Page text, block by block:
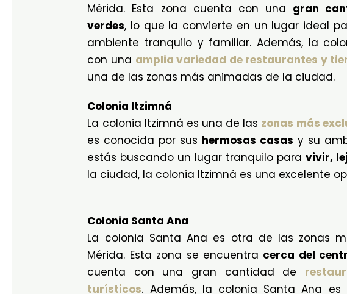
Mérida. Esta zona cuenta con una gran
verdes, lo que la convierte en un lugar ideal
ambiente tranquilo y familiar. Además, la
con una amplia variedad de restaurantes y
una de las zonas más animadas de la ciudad.
Colonia Itzimná
La colonia Itzimná es una de las zonas más
es conocida por sus hermosas casas y su
estás buscando un lugar tranquilo paravivir,
la ciudad, la colonia Itzimná es una excelente
Colonia Santa Ana
La colonia Santa Ana es otra de las zonas
Mérida. Esta zona se encuentra cerca del
cuenta con una gran cantidad de
turísticos. Además, la colonia Santa Ana